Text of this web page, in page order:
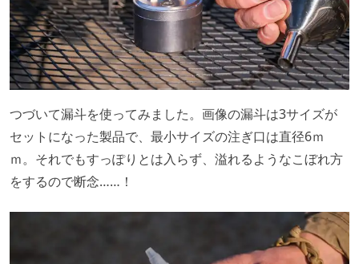
つづいて漏斗を使ってみました。画像の漏斗は3サイズが
セットになった製品で、最小サイズの注ぎ口は直径6ｍ
ｍ。それでもすっぽりとは入らず、溢れるようなこぼれ方
をするので断念……！